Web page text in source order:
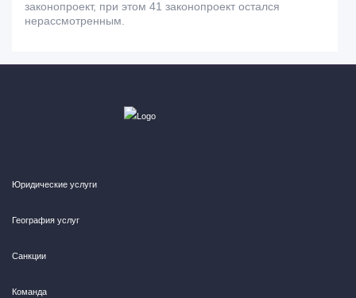
законопроект, при этом 41 законопроект остался
нерассмотренным.
Юридические услуги
География услуг
Санкции
Команда